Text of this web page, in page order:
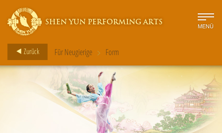
SHEN YUN PERFORMING ARTS MENÜ
Zurück Für Neugierige > Form